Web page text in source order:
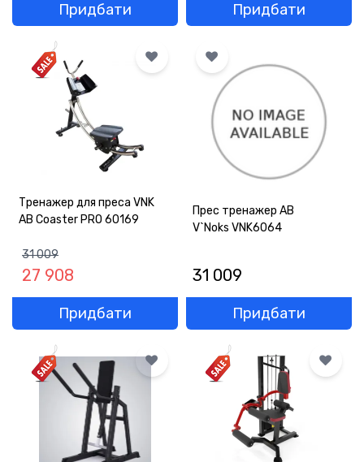
Придбати Придбати
Тренажер для преса VNK
AB Coaster PRO 60169
31 009
27 908
Придбати
Прес тренажер AB
V`Noks VNK6064
31 009
Придбати